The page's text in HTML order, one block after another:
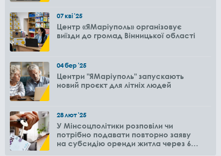
07кві'25
Центр «ЯМаріуполь» організовує
виїзди до громад Вінницької області
04бер'25
Центри "ЯМаріуполь" запускають
новий проєкт для літніх людей
28лют'25
У Мінсоцполітики розповіли чи
потрібно подавати повторно заяву
на субсидію оренди житла через 6